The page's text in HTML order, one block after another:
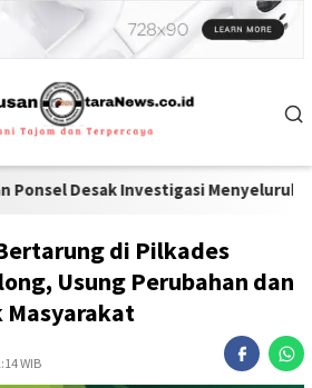
Menyeluruh di Lapas
di Pilkades
Usung Perubahan dan
Masyarakat
WIB